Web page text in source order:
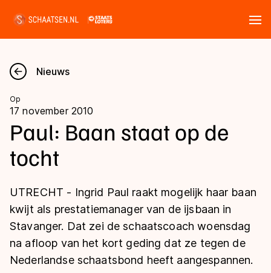
Nieuws
Kalender
Disciplines
Langebaan
Shorttrack
Inlineskaten
Uitslagen
Langebaan
Shorttrack
Marathon
Tijden & historie
Ranglijsten Langebaan
Nieuws
Op
17 november 2010
Paul: Baan staat op de
tocht
UTRECHT - Ingrid Paul raakt mogelijk haar baan
kwijt als prestatiemanager van de ijsbaan in
Stavanger. Dat zei de schaatscoach woensdag
na afloop van het kort geding dat ze tegen de
Nederlandse schaatsbond heeft aangespannen.